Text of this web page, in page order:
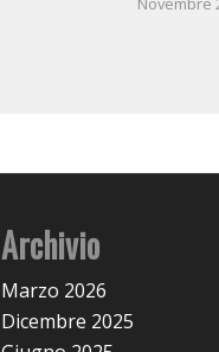
Archivio
Marzo 2026
Dicembre 2025